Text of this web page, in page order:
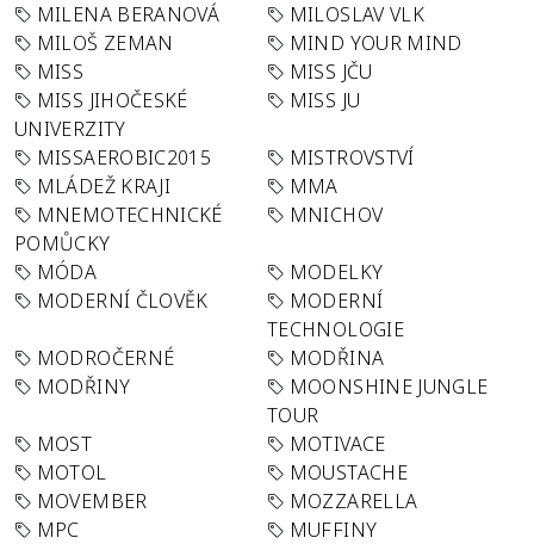
MILENA BERANOVÁ
MILOSLAV VLK
MILOŠ ZEMAN
MIND YOUR MIND
MISS
MISS JČU
MISS JIHOČESKÉ
UNIVERZITY
MISS JU
MISSAEROBIC2015
MISTROVSTVÍ
MLÁDEŽ KRAJI
MMA
MNEMOTECHNICKÉ
POMŮCKY
MNICHOV
MÓDA
MODELKY
MODERNÍ ČLOVĚK
MODERNÍ
TECHNOLOGIE
MODROČERNÉ
MODŘINA
MODŘINY
MOONSHINE JUNGLE
TOUR
MOST
MOTIVACE
MOTOL
MOUSTACHE
MOVEMBER
MOZZARELLA
MPC
MUFFINY